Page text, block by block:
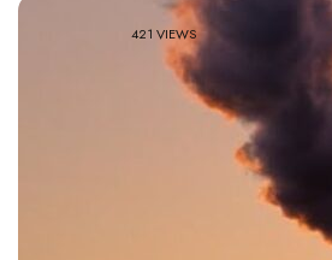
421 VIEWS